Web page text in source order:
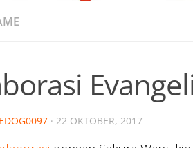
· 22 OKTOBER, 2017